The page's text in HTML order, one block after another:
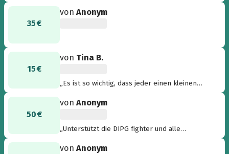
35 €
vonAnonym
15 €
von Tina B.
„Es ist so wichtig, dass jeder einen kleinen
hoffentlich kein Kind mehr n soetwas sterben
50 €
vonAnonym
„Unterstützt die DIPG fighter und alle
Freizeit!!!!!“
vonAnonym